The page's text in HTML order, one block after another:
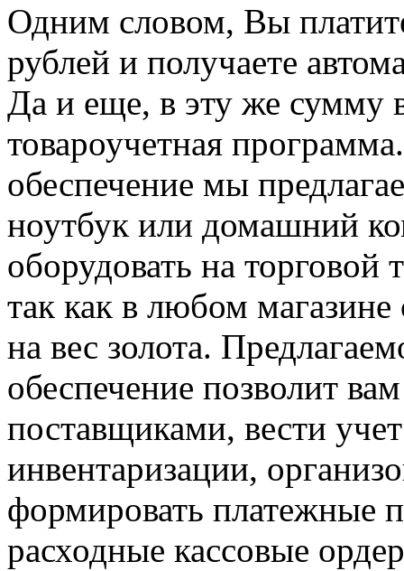
Одним словом, Вы
рублей и получаете
Да и еще, в эту же сумму
товароучетная
обеспечение мы
ноутбук или домашний
оборудовать на торговой
так как в любом магазине
на вес золота.
обеспечение позволит
поставщиками, вести
инвентаризации,
формировать платежные
расходные кассовые